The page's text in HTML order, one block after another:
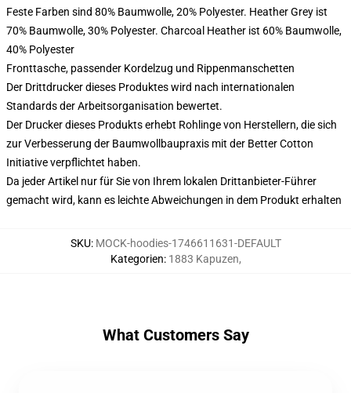
Feste Farben sind 80% Baumwolle, 20% Polyester. Heather Grey ist
70% Baumwolle, 30% Polyester. Charcoal Heather ist 60% Baumwolle,
40% Polyester
Fronttasche, passender Kordelzug und Rippenmanschetten
Der Drittdrucker dieses Produktes wird nach internationalen
Standards der Arbeitsorganisation bewertet.
Der Drucker dieses Produkts erhebt Rohlinge von Herstellern, die sich
zur Verbesserung der Baumwollbaupraxis mit der Better Cotton
Initiative verpflichtet haben.
Da jeder Artikel nur für Sie von Ihrem lokalen Drittanbieter-Führer
gemacht wird, kann es leichte Abweichungen in dem Produkt erhalten
SKU: MOCK-hoodies-1746611631-DEFAULT
Kategorien: 1883 Kapuzen,
What Customers Say